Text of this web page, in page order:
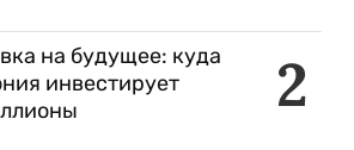
2
на будущее: куда
инвестирует